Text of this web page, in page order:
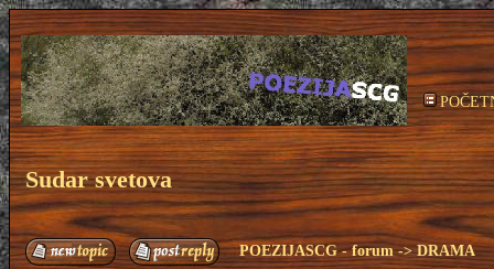
Sudar svetova
POEZIJASCG - forum ->DRAMA